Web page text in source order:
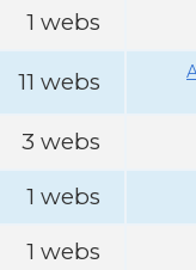
1 webs
11 webs
3 webs
1 webs
1 webs